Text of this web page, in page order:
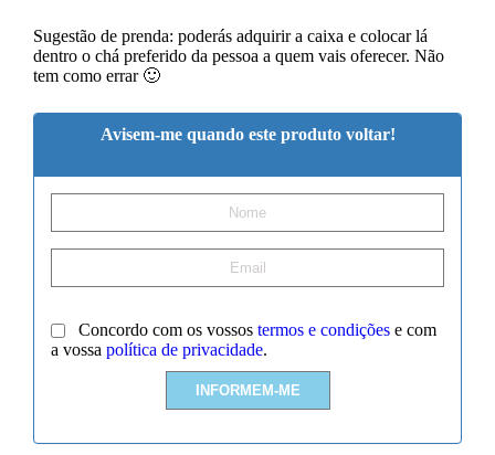
Sugestão de prenda: poderás adquirir a caixa e colocar lá
dentro o chá preferido da pessoa a quem vais oferecer. Não
tem como errar 🙂
Avisem-me quando este produto voltar!
Concordo com os vossos termos e condições e com
a vossa política de privacidade.